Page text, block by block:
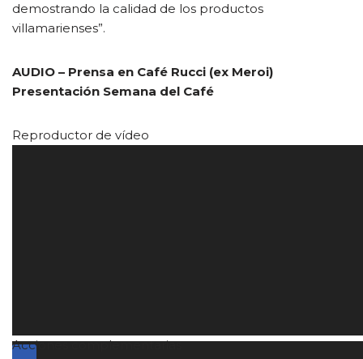
demostrando la calidad de los productos
villamarienses”.
AUDIO – Prensa en Café Rucci (ex Meroi)
Presentación Semana del Café
Reproductor de vídeo
Acciones complementarias